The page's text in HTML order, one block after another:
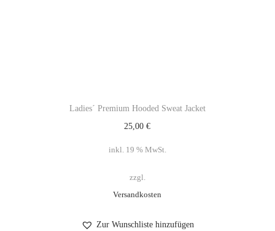
Ladies´ Premium Hooded Sweat Jacket
25,00€
inkl. 19 % MwSt.
zzgl.
Versandkosten
Zur Wunschliste hinzufügen